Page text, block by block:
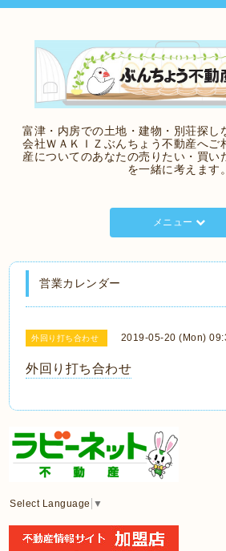
富津・内房での土地・建物・別荘探し
会社ＷＡＫＩＺぶんちょう不動産へ
産についてのあなたの売りたい・買い
を一緒に考えます。
メニュー
営業カレンダー
外回り打ち合わせ 2019-05-20 (Mon)
外回り打ち合わせ
Select Language ▼